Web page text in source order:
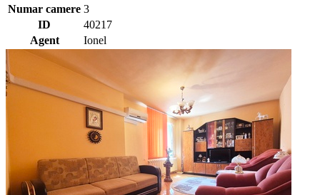
Numar camere 3
ID
40217
Agent
Ionel